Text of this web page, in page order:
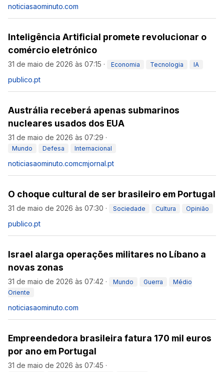
noticiasaominuto.com
Inteligência Artificial promete revolucionar o
comércio eletrónico
31 de maio de 2026 às 07:15 · Economia Tecnologia IA
publico.pt
Austrália receberá apenas submarinos
nucleares usados dos EUA
31 de maio de 2026 às 07:29 ·
Mundo Defesa Internacional
noticiasaominuto.comcmjornal.pt
O choque cultural de ser brasileiro em Portugal
31 de maio de 2026 às 07:30 · Sociedade Cultura Opinião
publico.pt
Israel alarga operações militares no Líbano a
novas zonas
31 de maio de 2026 às 07:42 · Mundo Guerra
Médio
Oriente
noticiasaominuto.com
Empreendedora brasileira fatura 170 mil euros
por ano em Portugal
31 de maio de 2026 às 07:45 ·